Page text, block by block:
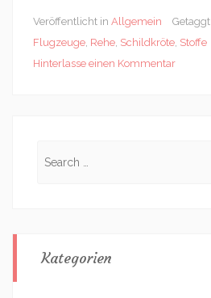
Veröffentlicht in Allgemein Getaggt
Flugzeuge, Rehe, Schildkröte, Stoffe
Hinterlasse einen Kommentar
Kategorien